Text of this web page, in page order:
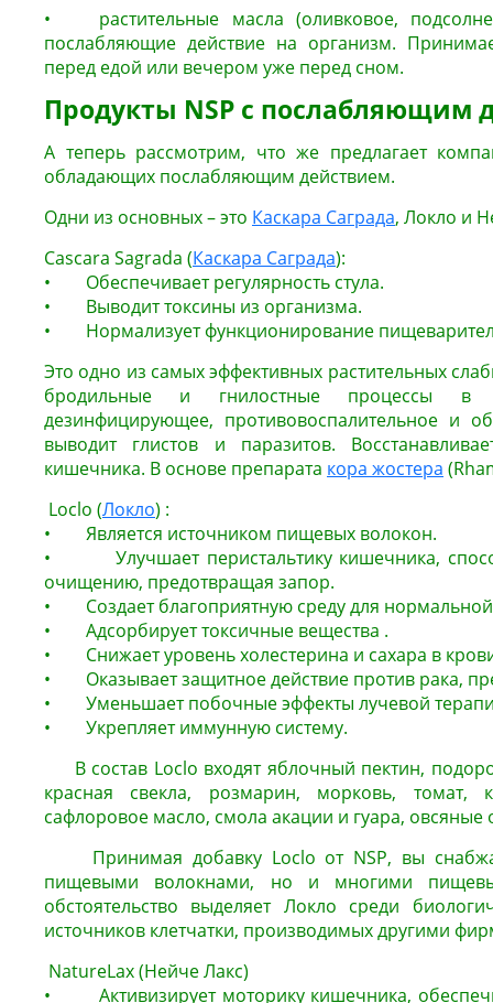
• растительные масла (оливковое,
послабляющие действие на организм.
перед едой или вечером уже перед сном.
Продукты NSP с послабляющим
А теперь рассмотрим, что же предлагает
обладающих послабляющим действием.
Одни из основных – это Каскара Саграда, Локло и
Cascara Sagrada (Каскара Саграда):
• Обеспечивает регулярность стула.
• Выводит токсины из организма.
• Нормализует функционирование
Это одно из самых эффективных растительных
бродильные и гнилостные процессы в
дезинфицирующее, противовоспалительное и
выводит глистов и паразитов.
кишечника. В основе препарата кора жостера
Loclo (Локло) :
• Является источником пищевых волокон.
• Улучшает перистальтику кишечника,
очищению, предотвращая запор.
• Создает благоприятную среду для
• Адсорбирует токсичные вещества .
• Снижает уровень холестерина и сахара в
• Оказывает защитное действие против рака,
• Уменьшает побочные эффекты лучевой
• Укрепляет иммунную систему.
В состав Loclo входят яблочный пектин,
красная свекла, розмарин, морковь, томат,
сафлоровое масло, смола акации и гуара, овсяные
Принимая добавку Loclo от NSP, вы
пищевыми волокнами, но и многими
обстоятельство выделяет Локло среди
источников клетчатки, производимых другими
NatureLax (Нейче Лакс)
• Активизирует моторику кишечника,